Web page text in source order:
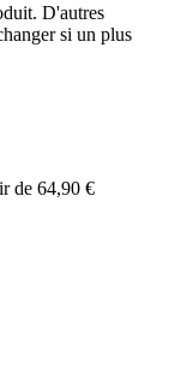
D'autres
si un plus
de 64,90 €